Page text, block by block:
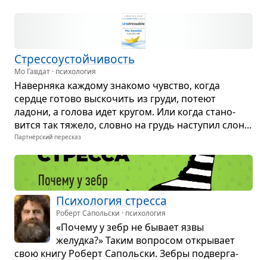
Стрес­со­устой­чи­вость
Мо Гавдат · психология
Навер­няка каж­дому зна­комо чув­ство, когда
сердце готово выско­чить из груди, потеют
ладони, а голова идет кру­гом. Или когда ста­но­
вится так тяжело, словно на грудь насту­пил слон...
Партнёрский пересказ
Пси­хо­ло­гия стресса
Роберт Сапольски · психология
«Почему у зебр не бывает язвы
желудка?» Таким вопро­сом откры­вает
свою книгу Роберт Саполь­ски. Зебры под­вер­га­